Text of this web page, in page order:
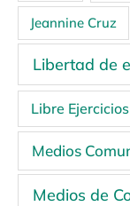
Jeannine Cruz
Libertad de
Libre
Medios
Medios de